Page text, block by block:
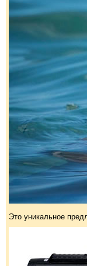
Это уникальное